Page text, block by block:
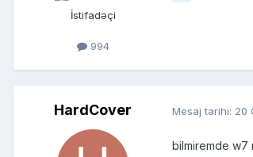
İstifadəçi
994
HardCover Mesaj tarihi: 20
bilmiremde w7